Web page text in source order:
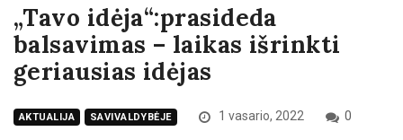
„Tavo idėja“:prasideda
balsavimas – laikas išrinkti
geriausias idėjas
AKTUALIJA SAVIVALDYBĖJE 1 vasario, 2022 0